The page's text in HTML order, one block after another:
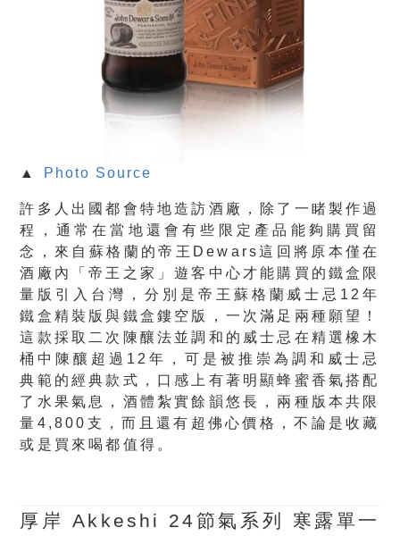
▲ Photo Source
許多人出國都會特地造訪酒廠，除了一睹製作過
程，通常在當地還會有些限定產品能夠購買留
念，來自蘇格蘭的帝王Dewars這回將原本僅在
酒廠內「帝王之家」遊客中心才能購買的鐵盒限
量版引入台灣，分別是帝王蘇格蘭威士忌12年
鐵盒精裝版與鐵盒鏤空版，一次滿足兩種願望！
這款採取二次陳釀法並調和的威士忌在精選橡木
桶中陳釀超過12年，可是被推崇為調和威士忌
典範的經典款式，口感上有著明顯蜂蜜香氣搭配
了水果氣息，酒體紮實餘韻悠長，兩種版本共限
量4,800支，而且還有超佛心價格，不論是收藏
或是買來喝都值得。
厚岸 Akkeshi 24節氣系列 寒露單一